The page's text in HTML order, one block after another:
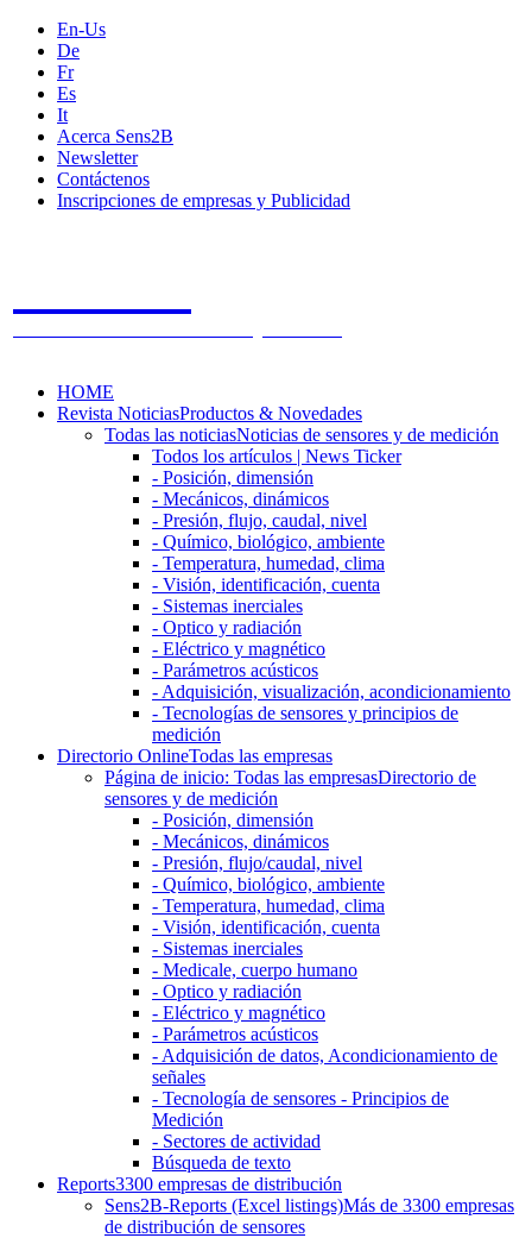
En-Us
De
Fr
Es
It
Acerca Sens2B
Newsletter
Contáctenos
Inscripciones de empresas y Publicidad
HOME
Revista NoticiasProductos & Novedades
Todas las noticiasNoticias de sensores y de medición
Todos los artículos | News Ticker
- Posición, dimensión
- Mecánicos, dinámicos
- Presión, flujo, caudal, nivel
- Químico, biológico, ambiente
- Temperatura, humedad, clima
- Visión, identificación, cuenta
- Sistemas inerciales
- Optico y radiación
- Eléctrico y magnético
- Parámetros acústicos
- Adquisición, visualización, acondicionamiento
- Tecnologías de sensores y principios de
medición
Directorio OnlineTodas las empresas
Página de inicio: Todas las empresasDirectorio de
sensores y de medición
- Posición, dimensión
- Mecánicos, dinámicos
- Presión, flujo/caudal, nivel
- Químico, biológico, ambiente
- Temperatura, humedad, clima
- Visión, identificación, cuenta
- Sistemas inerciales
- Medicale, cuerpo humano
- Optico y radiación
- Eléctrico y magnético
- Parámetros acústicos
- Adquisición de datos, Acondicionamiento de
señales
- Tecnología de sensores - Principios de
Medición
- Sectores de actividad
Búsqueda de texto
Reports3300 empresas de distribución
Sens2B-Reports (Excel listings)Más de 3300 empresas
de distribución de sensores